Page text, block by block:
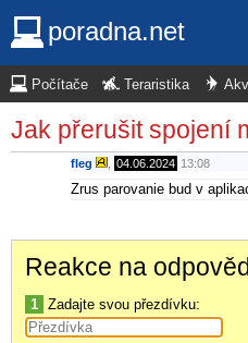
poradna.net
Počítače Teraristika
Jak přerušit spojení
fleg 04.06.2024 13:08
Zrus parovanie bud v
Reakce na
1 Zadajte svou přezdívku: